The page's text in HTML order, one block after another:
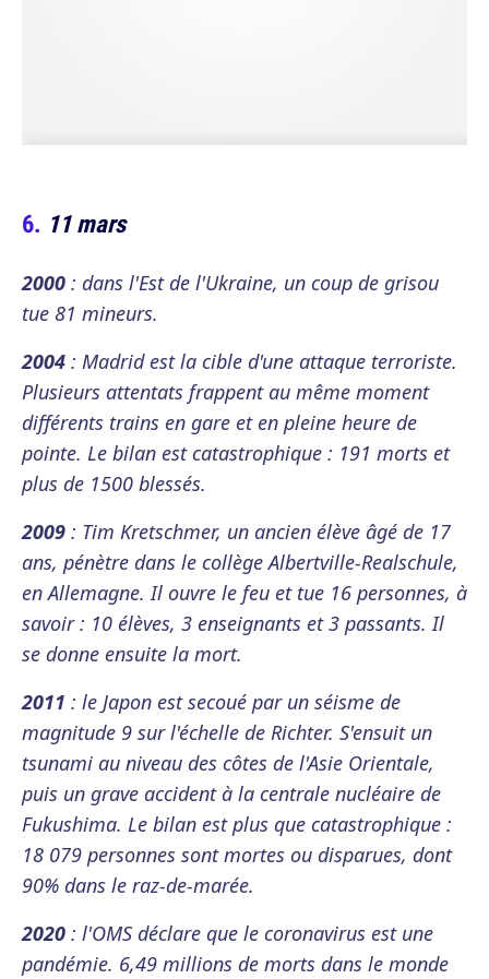
11 mars
2000 : dans l'Est de l'Ukraine, un coup de grisou
tue 81 mineurs.
2004 : Madrid est la cible d'une attaque terroriste.
Plusieurs attentats frappent au même moment
différents trains en gare et en pleine heure de
pointe. Le bilan est catastrophique : 191 morts et
plus de 1500 blessés.
2009 : Tim Kretschmer, un ancien élève âgé de 17
ans, pénètre dans le collège Albertville-Realschule,
en Allemagne. Il ouvre le feu et tue 16 personnes, à
savoir : 10 élèves, 3 enseignants et 3 passants. Il
se donne ensuite la mort.
2011 : le Japon est secoué par un séisme de
magnitude 9 sur l'échelle de Richter. S'ensuit un
tsunami au niveau des côtes de l'Asie Orientale,
puis un grave accident à la centrale nucléaire de
Fukushima. Le bilan est plus que catastrophique :
18 079 personnes sont mortes ou disparues, dont
90% dans le raz-de-marée.
2020 : l'OMS déclare que le coronavirus est une
pandémie. 6,49 millions de morts dans le monde